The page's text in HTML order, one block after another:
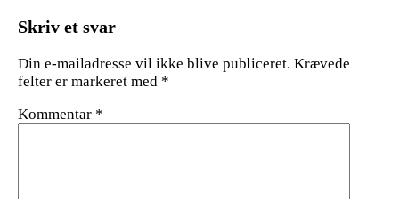
Skriv et svar
Din e-mailadresse vil ikke blive publiceret. Krævede
felter er markeret med *
Kommentar *